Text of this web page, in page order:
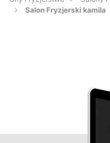
Salon Fryzjerski kamila